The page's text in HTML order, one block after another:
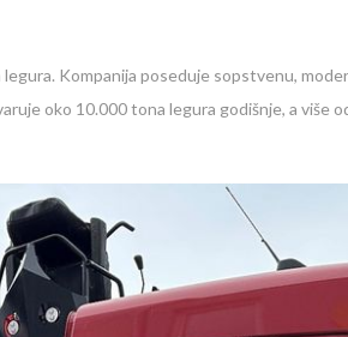
Kompanija poseduje sopstvenu,
oko 10.000 tona legura godišnje, a više